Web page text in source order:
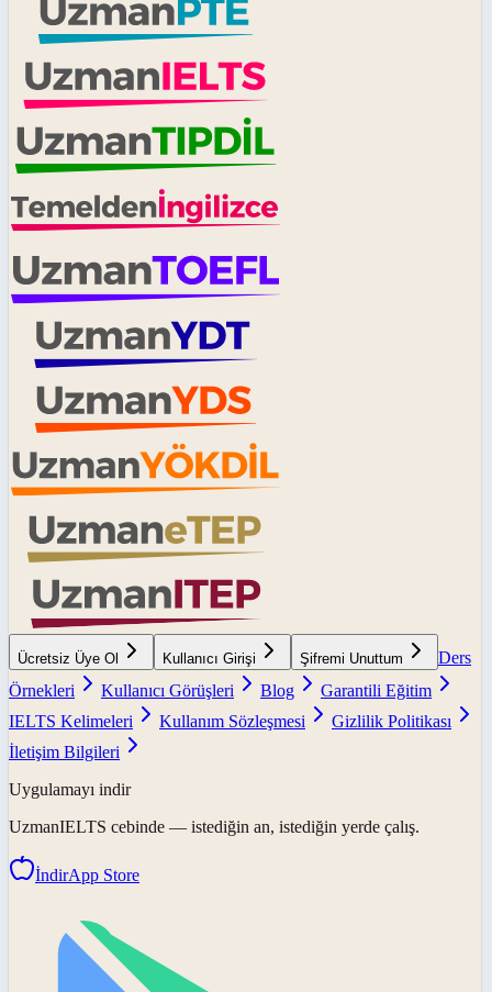
Ücretsiz Üye Ol Kullanıcı Girişi Şifremi Unuttum
Ders
Örnekleri
Kullanıcı Görüşleri Blog
Garantili Eğitim
IELTS Kelimeleri
Kullanım Sözleşmesi
Gizlilik Politikası
İletişim Bilgileri
Uygulamayı indir
UzmanIELTS cebinde — istediğin an, istediğin yerde çalış.
İndirApp Store